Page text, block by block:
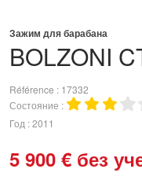
BOLZONI
Зажим для барабана
Référence
17332
Состояние
Год 2011
5 900 € без